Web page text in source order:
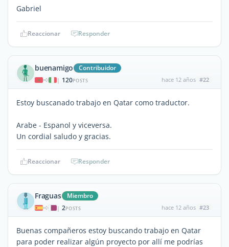
Gabriel
Reaccionar Responder
buenamigo Contribuidor
| 120POSTS hace 12 años #22
Estoy buscanado trabajo en Qatar como traductor.
Arabe - Espanol y viceversa.
Un cordial saludo y gracias.
Reaccionar Responder
Fraguas Miembro
| 2POSTS hace 12 años #23
Buenas compañeros estoy buscando trabajo en Qatar
para poder realizar algún proyecto por allí me podrías